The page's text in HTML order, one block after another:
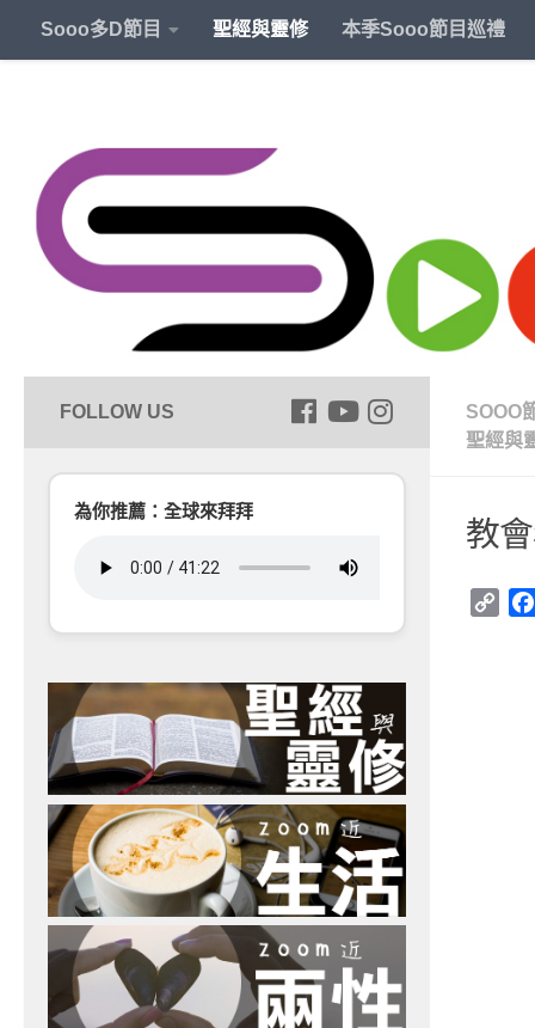
Sooo多D節目 聖經與靈修 本季Sooo節目巡禮
SOOO
聖經與
教
為你推薦：全球來拜拜